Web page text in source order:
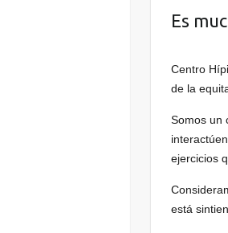
Es
Centro
de la
Somos un
ejercicios
está